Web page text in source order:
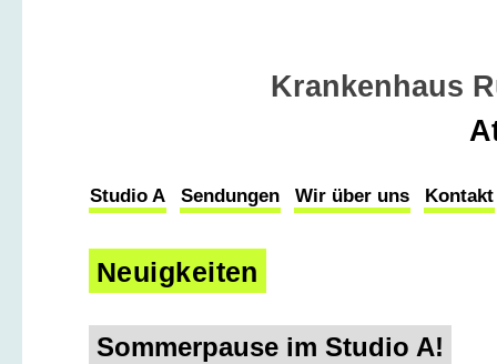
Krankenhaus
Studio A Sendungen Wir über uns Kontakt
Neuigkeiten
Sommerpause im Studio A!